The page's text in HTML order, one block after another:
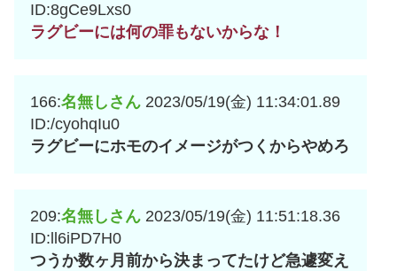
ID:8gCe9Lxs0
ラグビーには何の罪もないからな！
166:名無しさん 2023/05/19(金) 11:34:01.89
ID:/cyohqIu0
ラグビーにホモのイメージがつくからやめろ
209:名無しさん 2023/05/19(金) 11:51:18.36
ID:ll6iPD7H0
つうか数ヶ月前から決まってたけど急遽変え